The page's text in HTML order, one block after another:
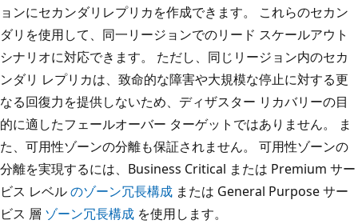
ョンにセカンダリレプリカを作成できます。 これらのセカン
ダリを使用して、同一リージョンでのリード スケールアウト
シナリオに対応できます。 ただし、同じリージョン内のセカ
ンダリ レプリカは、致命的な障害や大規模な停止に対する更
なる回復力を提供しないため、ディザスター リカバリーの目
的に適したフェールオーバー ターゲットではありません。 ま
た、可用性ゾーンの分離も保証されません。 可用性ゾーンの
分離を実現するには、Business Critical または Premium サー
ビス レベルのゾーン冗長構成 または General Purpose サー
ビス 層 ゾーン冗長構成 を使用します。